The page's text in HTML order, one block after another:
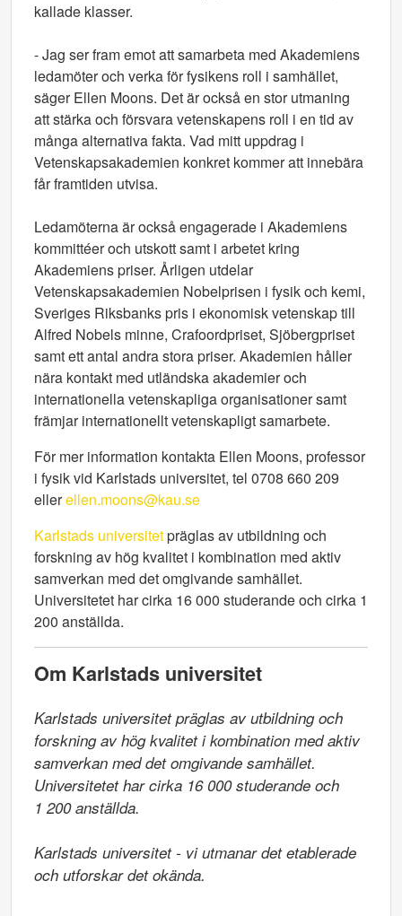
kallade klasser.
- Jag ser fram emot att samarbeta med Akademiens
ledamöter och verka för fysikens roll i samhället,
säger Ellen Moons. Det är också en stor utmaning
att stärka och försvara vetenskapens roll i en tid av
många alternativa fakta. Vad mitt uppdrag i
Vetenskapsakademien konkret kommer att innebära
får framtiden utvisa.
Ledamöterna är också engagerade i Akademiens
kommittéer och utskott samt i arbetet kring
Akademiens priser. Årligen utdelar
Vetenskapsakademien Nobelprisen i fysik och kemi,
Sveriges Riksbanks pris i ekonomisk vetenskap till
Alfred Nobels minne, Crafoordpriset, Sjöbergpriset
samt ett antal andra stora priser. Akademien håller
nära kontakt med utländska akademier och
internationella vetenskapliga organisationer samt
främjar internationellt vetenskapligt samarbete.
För mer information kontakta Ellen Moons, professor
i fysik vid Karlstads universitet, tel 0708 660 209
ellerellen.moons@kau.se
Karlstads universitetpräglas av utbildning och
forskning av hög kvalitet i kombination med aktiv
samverkan med det omgivande samhället.
Universitetet har cirka 16 000 studerande och cirka 1
200 anställda.
Om Karlstads universitet
Karlstads universitet präglas av utbildning och
forskning av hög kvalitet i kombination med aktiv
samverkan med det omgivande samhället.
Universitetet har cirka 16 000 studerande och
1 200 anställda.
Karlstads universitet - vi utmanar det etablerade
och utforskar det okända.